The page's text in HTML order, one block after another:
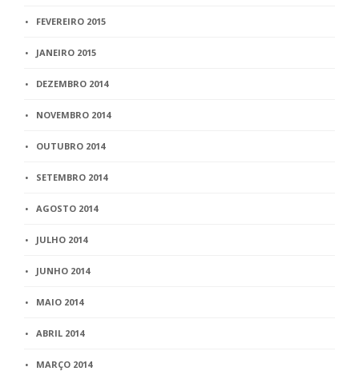
FEVEREIRO 2015
JANEIRO 2015
DEZEMBRO 2014
NOVEMBRO 2014
OUTUBRO 2014
SETEMBRO 2014
AGOSTO 2014
JULHO 2014
JUNHO 2014
MAIO 2014
ABRIL 2014
MARÇO 2014